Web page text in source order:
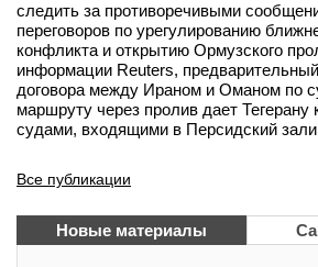
следить за противоречивыми
переговоров по урегулированию
конфликта и открытию Ормузского
информации Reuters,
договора между Ираном и Оманом по
маршруту через пролив дает Тегерану
судами, входящими в Персидский
Все публикации
Новые материалы